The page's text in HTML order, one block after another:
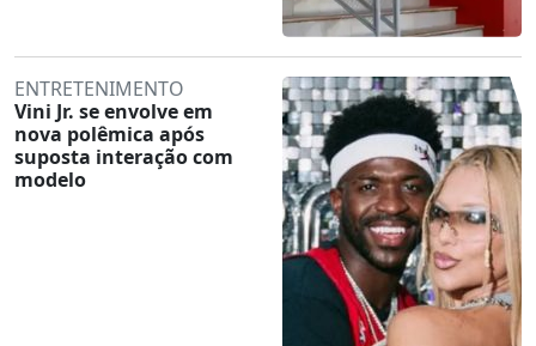
ENTRETENIMENTO
Vini Jr. se envolve em
nova polêmica após
suposta interação com
modelo